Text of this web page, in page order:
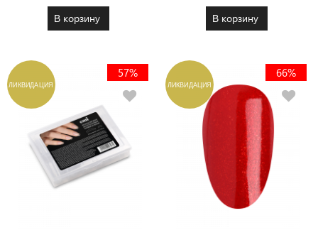
В корзину В корзину
ЛИКВИДАЦИЯ
57%
ЛИКВИДАЦИЯ
66%